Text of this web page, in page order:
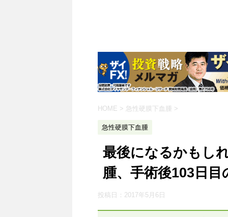
HOME > 急性硬膜下血腫 >
急性硬膜下血腫
最後になるかもし
腫、手術後103日目
投稿日： 2017年5月6日